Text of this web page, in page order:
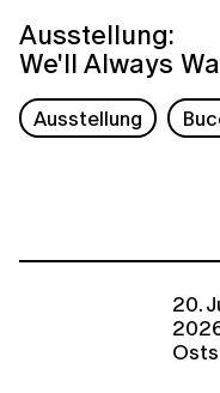
Ausstellung:
We'll Always
Ausstellung
20.